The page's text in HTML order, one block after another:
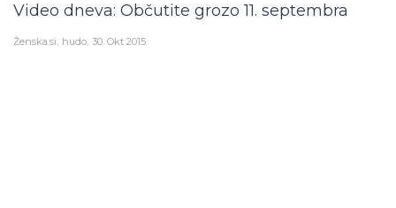
Video dneva: Občutite grozo 11. septembra
Ženska.si hudo 30. Okt 2015